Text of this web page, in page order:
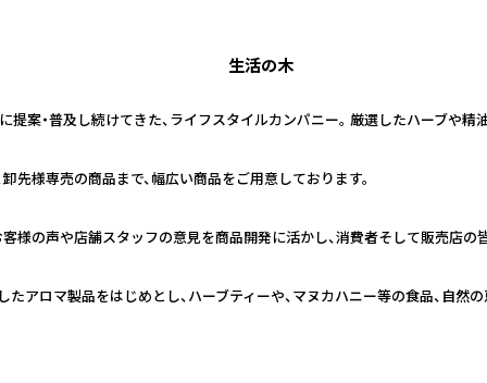
生活の木
に提案・普及し続けてきた、ライフスタイルカンパニー。 厳選したハーブや
先様専売の商品まで、幅広い商品をご用意しております。
様の声や店舗スタッフの意見を商品開発に活かし、消費者そして販売店の
たアロマ製品をはじめとし、ハーブティーや、マヌカハニー等の食品、自然